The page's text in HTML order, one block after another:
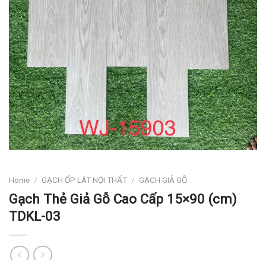
Home / GẠCH ỐP LÁT NỘI THẤT / GẠCH GIẢ GỖ
Gạch Thẻ Giả Gỗ Cao Cấp 15×90 (cm)
TDKL-03